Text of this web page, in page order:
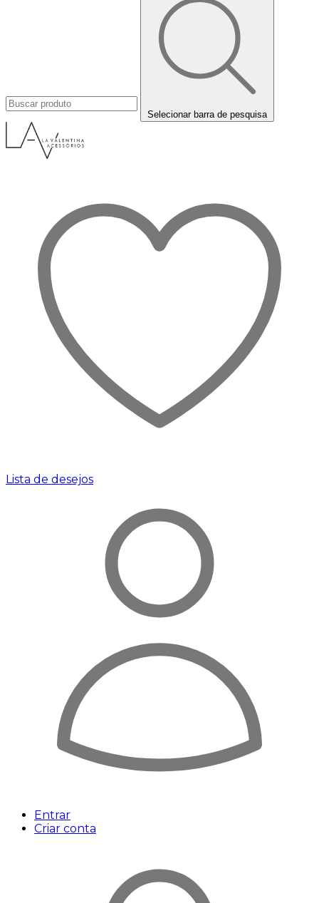
Selecionar barra de pesquisa
Lista de desejos
Entrar
Criar conta